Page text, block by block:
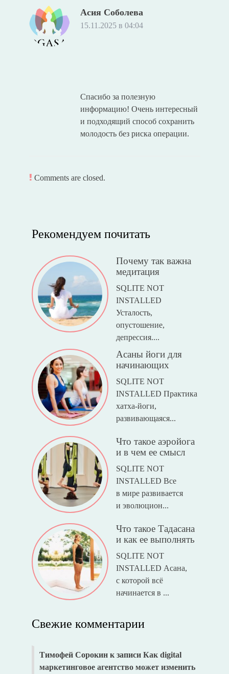
Асия Соболева
15.11.2025 в 04:04
Спасибо за полезную
информацию! Очень интересный
и подходящий способ сохранить
молодость без риска операции.
Comments are closed.
Рекомендуем почитать
Почему так важна
медитация
SQLITE NOT
INSTALLED
Усталость,
опустошение,
депрессия....
Асаны йоги для
начинающих
SQLITE NOT
INSTALLED Практика
хатха-йоги,
развивающаяся...
Что такое аэройога
и в чем ее смысл
SQLITE NOT
INSTALLED Все
в мире развивается
и эволюцион...
Что такое Тадасана
и как ее выполнять
SQLITE NOT
INSTALLED Асана,
с которой всё
начинается в ...
Свежие комментарии
Тимофей Сорокинк записи Как digital
маркетинговое агентство может изменить